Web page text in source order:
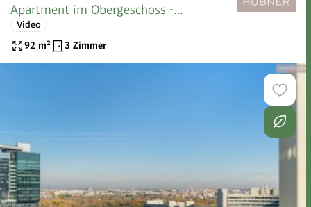
Apartment im Obergeschoss -
ERSTBEZUG
Video
92 m² 3 Zimmer